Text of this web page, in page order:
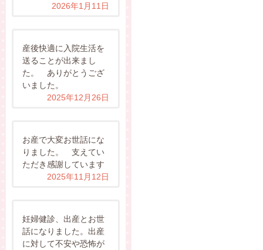
2026年1月11日
産後快適に入院生活を
送ることが出来まし
た。 ありがとうござ
いました。
2025年12月26日
お産で大変お世話にな
りました。 支えてい
ただき感謝しています
2025年11月12日
妊婦健診、出産とお世
話になりました。出産
に対して不安や恐怖が